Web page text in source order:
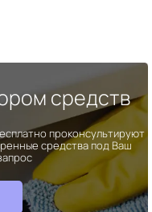
средств
проконсультируют
средства под Ваш